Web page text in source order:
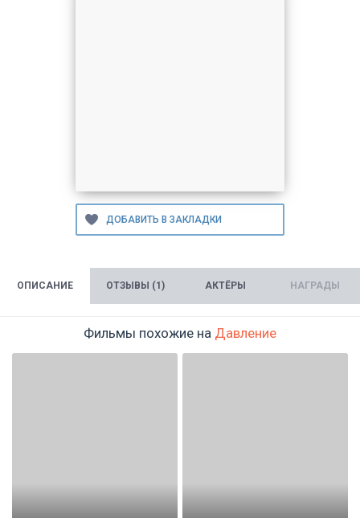
ОПИСАНИЕ ОТЗЫВЫ (1) АКТЁРЫ НАГРАДЫ
Фильмы похожие на Давление